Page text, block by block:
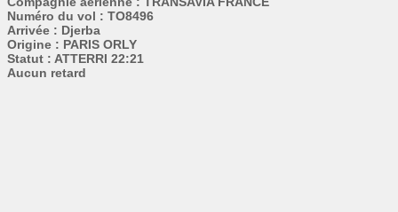
Numéro du vol : TO8496
Arrivée : Djerba
Origine : PARIS ORLY
Statut : ATTERRI 22:21
Aucun retard